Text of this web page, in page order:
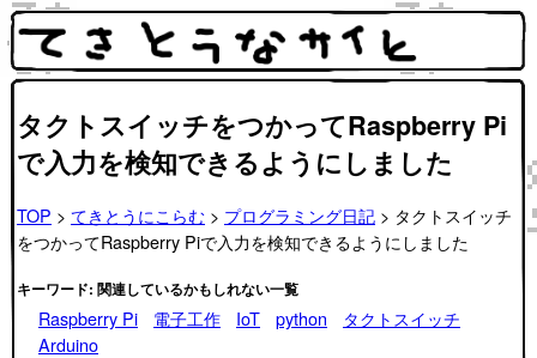
タクトスイッチをつかってRaspberry Pi
で入力を検知できるようにしました
TOP > てきとうにこらむ > プログラミング日記 > タクトスイッチ
をつかってRaspberry Piで入力を検知できるようにしました
キーワード: 関連しているかもしれない一覧
Raspberry Pi 電子工作 IoT python
タクトスイッチ
Arduino